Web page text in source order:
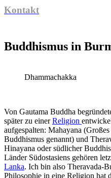
Kontakt
Buddhismus in
Dhammachakka
Von Gautama Buddha
später zu einerReligion
aufgespalten: Mahayana
Buddhismus genannt) und
Hinayana oder südlicher
Länder Südostasiens gehören
Lanka. Ich bin also Theravada-
Philosophie in eine Religion hat